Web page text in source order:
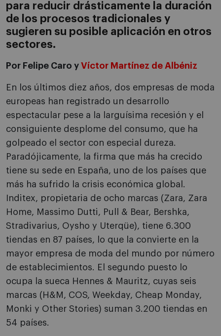
para reducir drásticamente la duración
de los procesos tradicionales y
sugieren su posible aplicación en otros
sectores.
Por Felipe Caro y Víctor Martínez de Albéniz
En los últimos diez años, dos empresas de moda
europeas han registrado un desarrollo
espectacular pese a la larguísima recesión y el
consiguiente desplome del consumo, que ha
golpeado el sector con especial dureza.
Paradójicamente, la firma que más ha crecido
tiene su sede en España, uno de los países que
más ha sufrido la crisis económica global.
Inditex, propietaria de ocho marcas (Zara, Zara
Home, Massimo Dutti, Pull & Bear, Bershka,
Stradivarius, Oysho y Uterqüe), tiene 6.300
tiendas en 87 países, lo que la convierte en la
mayor empresa de moda del mundo por número
de establecimientos. El segundo puesto lo
ocupa la sueca Hennes & Mauritz, cuyas seis
marcas (H&M, COS, Weekday, Cheap Monday,
Monki y Other Stories) suman 3.200 tiendas en
54 países.